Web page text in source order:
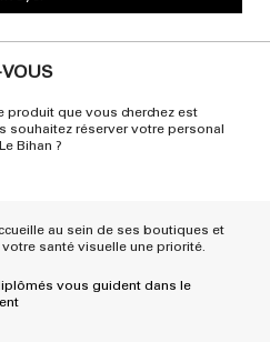
produit que vous cherchez est
souhaitez réserver votre personal
Bihan ?
au sein de ses boutiques et
santé visuelle une priorité.
vous guident dans le